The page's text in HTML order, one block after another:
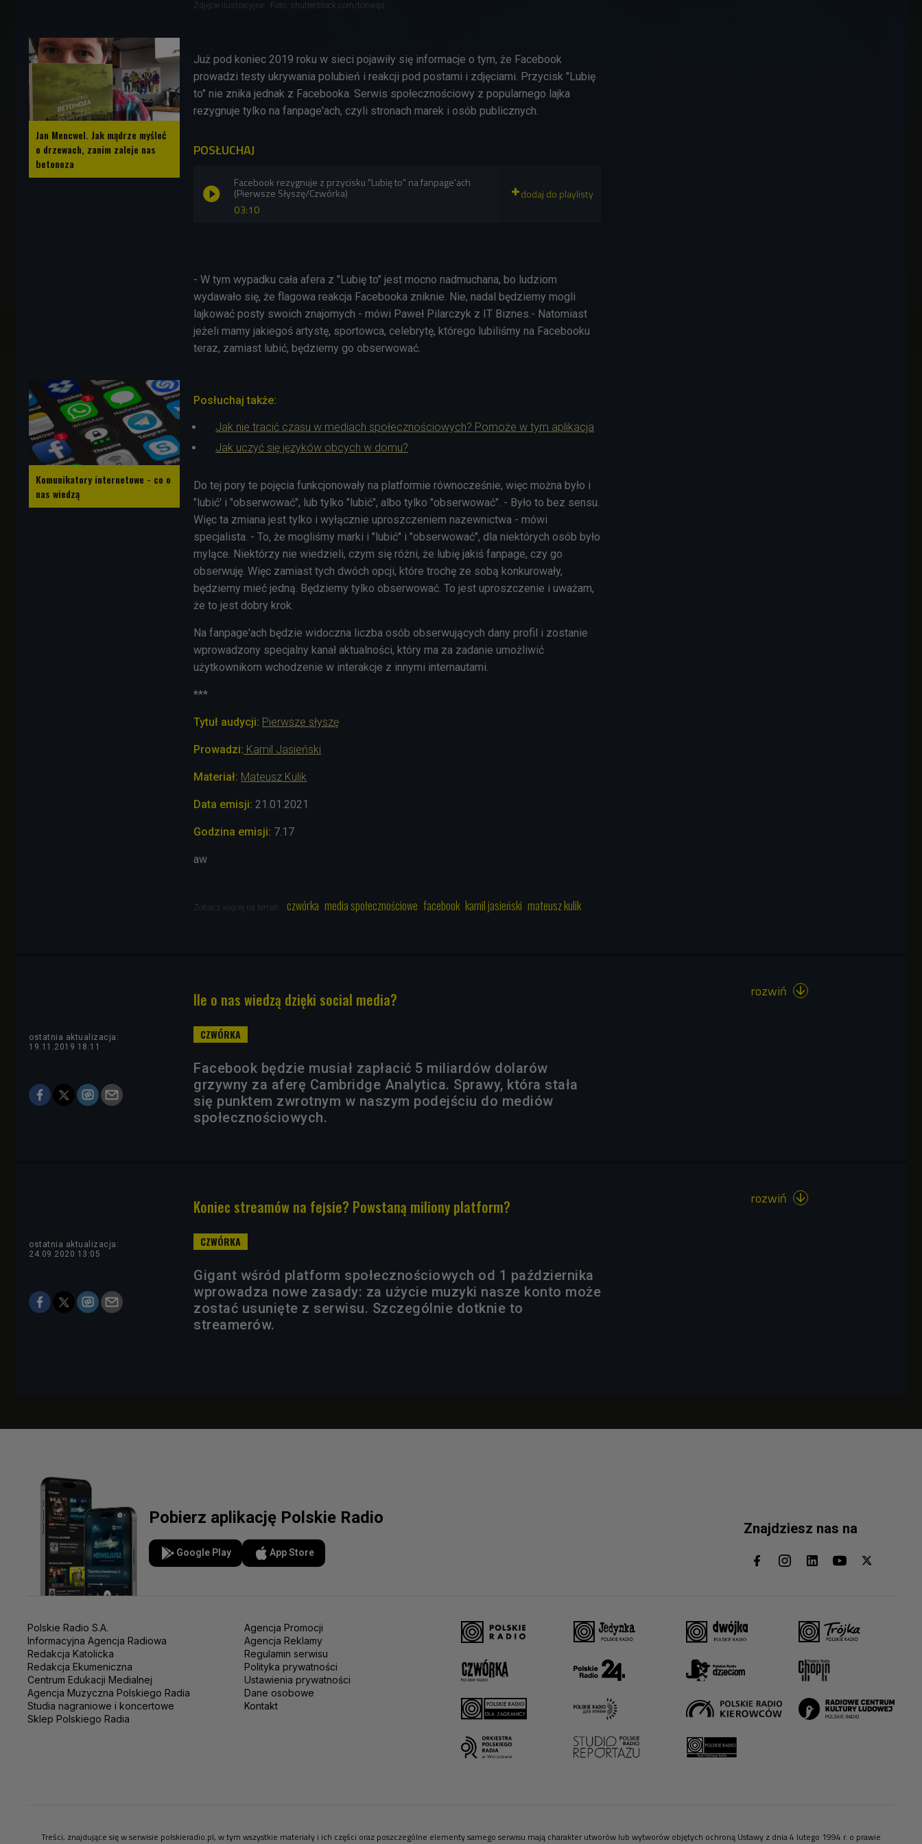
Zdjęcie ilustracyjne Foto: shutterstock.com/tomeqs
Jan Mencwel. Jak mądrze myśleć
o drzewach, zanim zaleje nas
betonoza
Już pod koniec 2019 roku w sieci pojawiły się informacje o tym, że Facebook
prowadzi testy ukrywania polubień i reakcji pod postami i zdjęciami. Przycisk "Lubię
to" nie znika jednak z Facebooka. Serwis społecznościowy z popularnego lajka
rezygnuje tylko na fanpage'ach, czyli stronach marek i osób publicznych.
POSŁUCHAJ
03:10
Facebook rezygnuje z przycisku "Lubię to" na fanpage'ach
(Pierwsze Słyszę/Czwórka)
- W tym wypadku cała afera z "Lubię to" jest mocno nadmuchana, bo ludziom
wydawało się, że flagowa reakcja Facebooka zniknie. Nie, nadal będziemy mogli
lajkować posty swoich znajomych - mówi Paweł Pilarczyk z IT Biznes.- Natomiast
jeżeli mamy jakiegoś artystę, sportowca, celebrytę, którego lubiliśmy na Facebooku
teraz, zamiast lubić, będziemy go obserwować.
Komunikatory internetowe - co o
nas wiedzą
Posłuchaj także:
Jak nie tracić czasu w mediach społecznościowych? Pomoże w tym aplikacja
Jak uczyć się języków obcych w domu?
Do tej pory te pojęcia funkcjonowały na platformie równocześnie, więc można było i
"lubić' i "obserwować", lub tylko "lubić", albo tylko "obserwować". - Było to bez sensu.
Więc ta zmiana jest tylko i wyłącznie uproszczeniem nazewnictwa - mówi
specjalista. - To, że mogliśmy marki i "lubić" i "obserwować", dla niektórych osób było
mylące. Niektórzy nie wiedzieli, czym się różni, że lubię jakiś fanpage, czy go
obserwuję. Więc zamiast tych dwóch opcji, które trochę ze sobą konkurowały,
będziemy mieć jedną. Będziemy tylko obserwować. To jest uproszczenie i uważam,
że to jest dobry krok.
Na fanpage'ach będzie widoczna liczba osób obserwujących dany profil i zostanie
wprowadzony specjalny kanał aktualności, który ma za zadanie umożliwić
użytkownikom wchodzenie w interakcje z innymi internautami.
***
Tytuł audycji: Pierwsze słyszę
Prowadzi: Kamil Jasieński
Materiał: Mateusz Kulik
Data emisji: 21.01.2021
Godzina emisji: 7.17
aw
Zobacz więcej na temat: czwórka media społecznościowe facebook kamil jasieński mateusz kulik
Ile o nas wiedzą dzięki social media?
ostatnia aktualizacja:
19.11.2019 18:11
Facebook będzie musiał zapłacić 5 miliardów dolarów
grzywny za aferę Cambridge Analytica. Sprawy, która stała
się punktem zwrotnym w naszym podejściu do mediów
społecznościowych.
rozwiń 
Koniec streamów na fejsie? Powstaną miliony platform?
ostatnia aktualizacja:
24.09.2020 13:05
Gigant wśród platform społecznościowych od 1 października
wprowadza nowe zasady: za użycie muzyki nasze konto może
zostać usunięte z serwisu. Szczególnie dotknie to
streamerów.
rozwiń 
Pobierz aplikację Polskie Radio
Google Play App Store
Znajdziesz nas na
Polskie Radio S.A.
Informacyjna Agencja Radiowa
Redakcja Katolicka
Redakcja Ekumeniczna
Centrum Edukacji Medialnej
Agencja Muzyczna Polskiego Radia
Studia nagraniowe i koncertowe
Sklep Polskiego Radia
Agencja Promocji
Agencja Reklamy
Regulamin serwisu
Polityka prywatności
Ustawienia prywatności
Dane osobowe
Kontakt
Treści, znajdujące się w serwisie polskieradio.pl, w tym wszystkie materiały i ich części oraz poszczególne elementy samego serwisu mają charakter utworów lub wytworów objętych ochroną Ustawy z dnia 4 lutego 1994 r. o prawie